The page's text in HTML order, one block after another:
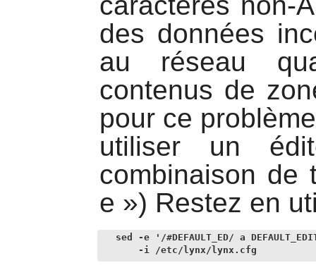
des données
au réseau
contenus de
pour ce
utiliser un
combinaison
e ») Restez en
sed -e '/#DEFAULT_ED/ a
    -i /etc/lynx/lynx.cfg